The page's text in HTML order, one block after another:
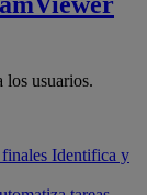
los usuarios.
Identifica y